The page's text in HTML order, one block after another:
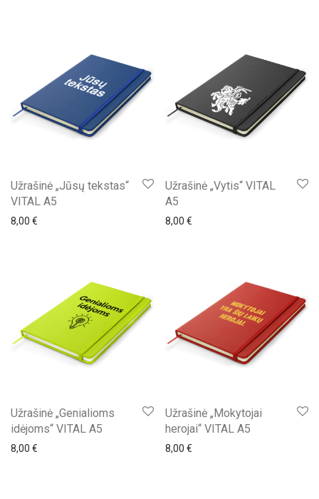
Užrašinė „Jūsų tekstas“
VITAL A5
8,00 €
Užrašinė „Vytis“ VITAL
A5
8,00 €
Užrašinė „Genialioms
idėjoms“ VITAL A5
8,00 €
Užrašinė „Mokytojai
herojai“ VITAL A5
8,00 €